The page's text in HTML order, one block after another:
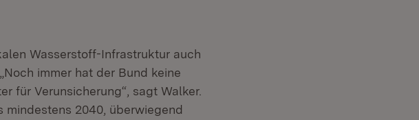
Wasserstoff-Infrastruktur auch
immer hat der Bund keine
für Verunsicherung“, sagt Walker.
mindestens 2040, überwiegend